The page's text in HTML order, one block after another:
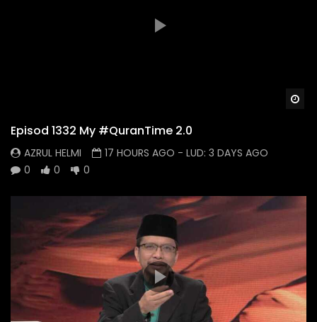
Episod 1332 My #QuranTime 2.0
AZRUL HELMI 17 HOURS AGO - LUD: 3 DAYS AGO
0
0 0